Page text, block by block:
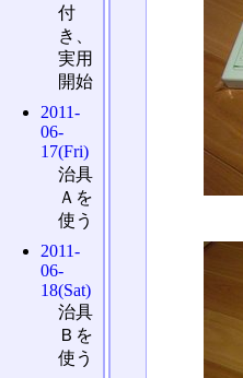
付
き、
実用
開始
2011-
06-
17(Fri)
治具
Ａを
使う
2011-
06-
18(Sat)
治具
Ｂを
使う